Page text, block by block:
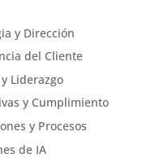
y Dirección
del Cliente
Liderazgo
y Cumplimiento
y Procesos
de IA